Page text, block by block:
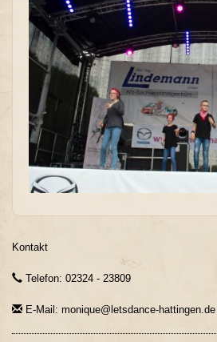
Kontakt
Telefon: 02324 - 23809
E-Mail: monique@letsdance-hattingen.de